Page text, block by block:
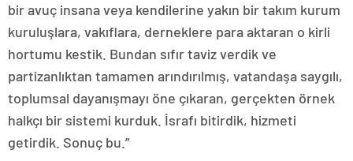
bir avuç insana veya kendilerine yakın bir takım kurum
kuruluşlara, vakıflara, derneklere para aktaran o kirli
hortumu kestik. Bundan sıfır taviz verdik ve
partizanlıktan tamamen arındırılmış, vatandaşa saygılı,
toplumsal dayanışmayı öne çıkaran, gerçekten örnek
halkçı bir sistemi kurduk. İsrafı bitirdik, hizmeti
getirdik. Sonuç bu.”